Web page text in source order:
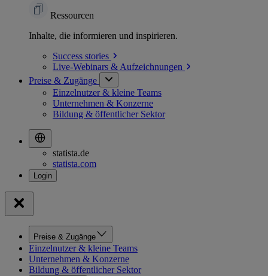
Ressourcen
Inhalte, die informieren und inspirieren.
Success stories
Live-Webinars & Aufzeichnungen
Preise & Zugänge
Einzelnutzer & kleine Teams
Unternehmen & Konzerne
Bildung & öffentlicher Sektor
statista.de
statista.com
Preise & Zugänge
Einzelnutzer & kleine Teams
Unternehmen & Konzerne
Bildung & öffentlicher Sektor